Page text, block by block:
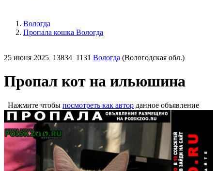
Вологда
Пропала кошка Вологда
25 июня 2025 13834 1131 Вологда (Вологодская обл.)
Пропал кот на ильюшина
Нажмите чтобы посмотреть как автор данное объявление